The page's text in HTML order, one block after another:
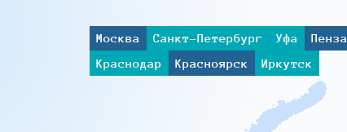
Москва Санкт-Петербург Уфа Пенза
Краснодар
Красноярск Иркутск